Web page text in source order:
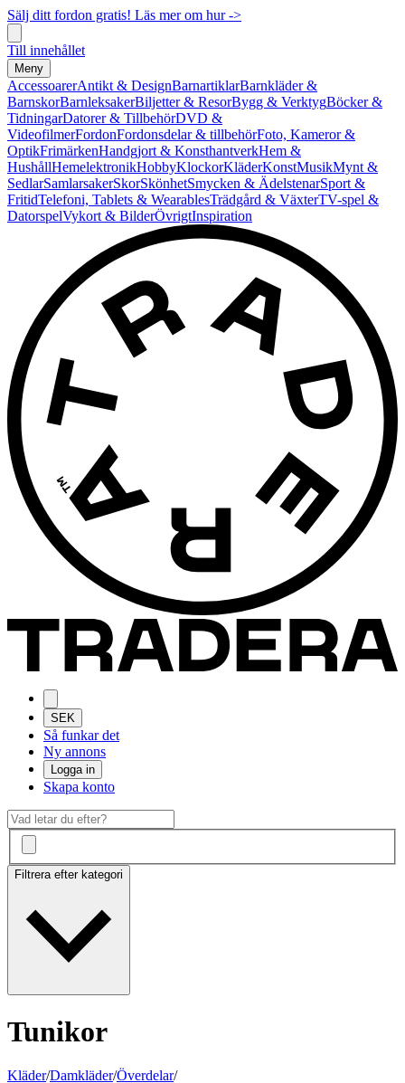
Sälj ditt fordon gratis! Läs mer om hur ->
Till innehållet
Meny
AccessoarerAntikt & DesignBarnartiklarBarnkläder &
BarnskorBarnleksakerBiljetter & ResorBygg & VerktygBöcker &
TidningarDatorer & TillbehörDVD &
VideofilmerFordonFordonsdelar & tillbehörFoto, Kameror &
OptikFrimärkenHandgjort & KonsthantverkHem &
HushållHemelektronikHobbyKlockorKläderKonstMusikMynt &
SedlarSamlarsakerSkorSkönhetSmycken & ÄdelstenarSport &
FritidTelefoni, Tablets & WearablesTrädgård & VäxterTV-spel &
DatorspelVykort & BilderÖvrigtInspiration
SEK
Så funkar det
Ny annons
Logga in
Skapa konto
Filtrera efter kategori
Tunikor
Kläder/Damkläder/Överdelar/